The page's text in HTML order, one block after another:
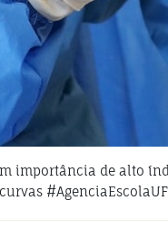
importância de alto